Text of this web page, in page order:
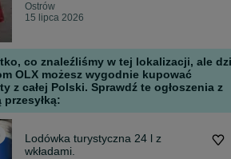
Ostrów
15 lipca 2026
co znaleźliśmy w tej lokalizacji, ale
OLX możesz wygodnie kupować
z całej Polski. Sprawdź te ogłoszenia z
Lodówka turystyczna 24 l z
wkładami.